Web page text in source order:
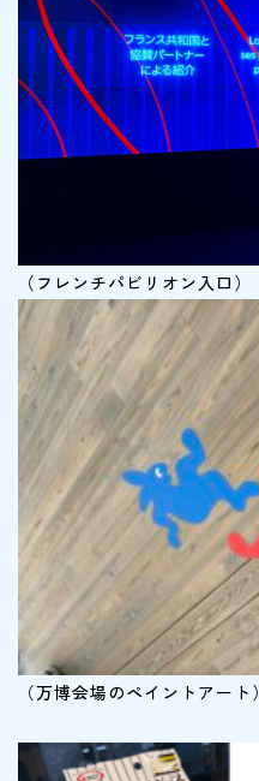
（フレンチパビリオン入口）
（万博会場のペイントアート）